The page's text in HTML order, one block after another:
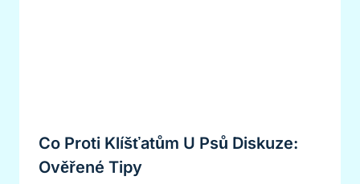
Co Proti Klíšťatům U Psů Diskuze:
Ověřené Tipy